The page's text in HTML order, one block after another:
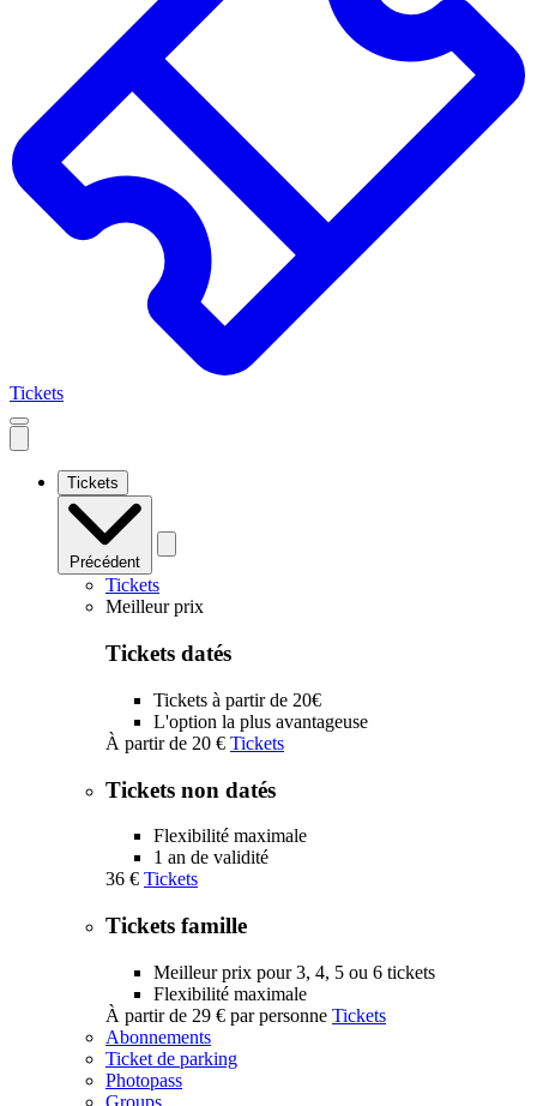
Tickets
Open
mobile
navigation
Tickets
Précédent
Tickets
Meilleur prix
Tickets datés
Tickets à partir de 20€
L'option la plus avantageuse
À partir de 20 € Tickets
Tickets non datés
Flexibilité maximale
1 an de validité
36 € Tickets
Tickets famille
Meilleur prix pour 3, 4, 5 ou 6 tickets
Flexibilité maximale
À partir de 29 € par personne Tickets
Abonnements
Ticket de parking
Photopass
Groups